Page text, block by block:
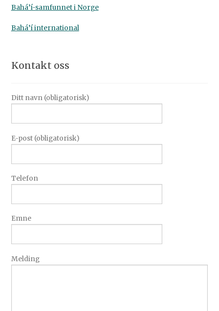
Bahá’í-samfunnet i Norge
Bahá’í international
Kontakt oss
Ditt navn (obligatorisk)
E-post (obligatorisk)
Telefon
Emne
Melding